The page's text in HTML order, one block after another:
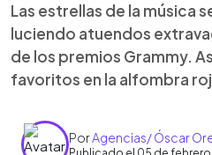
Las estrellas de la música
luciendo atuendos
de los premios Grammy.
favoritos en la alfombra
PorAgencias/ Óscar
Publicado el 05 de